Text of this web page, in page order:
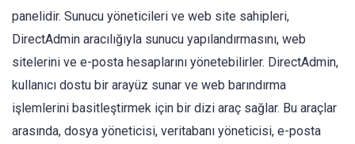
panelidir. Sunucu yöneticileri ve web site sahipleri,
DirectAdmin aracılığıyla sunucu yapılandırmasını, web
sitelerini ve e-posta hesaplarını yönetebilirler. DirectAdmin,
kullanıcı dostu bir arayüz sunar ve web barındırma
işlemlerini basitleştirmek için bir dizi araç sağlar. Bu araçlar
arasında, dosya yöneticisi, veritabanı yöneticisi, e-posta